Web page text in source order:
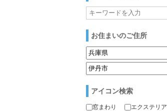
お住まいのご住所
アイコン検索
窓まわり エクステリア